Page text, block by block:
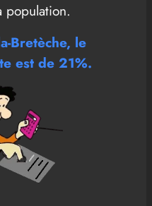
population.
Bretèche, le
est de 21%.